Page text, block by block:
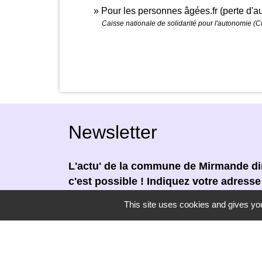
Pour les personnes âgées.fr (perte
Caisse nationale de solidarité pour l'autonomie
Newsletter
L'actu' de la commune de Mirmande
c'est possible ! Indiquez votre
En renseignant votre adresse email,
This site uses cookies and gives